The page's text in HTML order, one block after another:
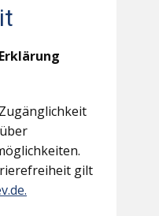
gilt